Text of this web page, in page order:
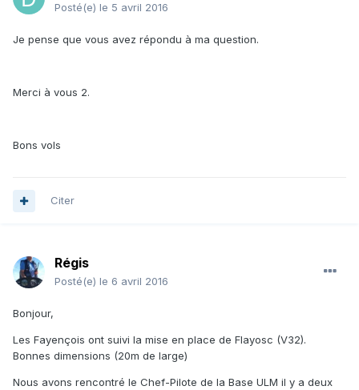
Posté(e) le 5 avril 2016
Je pense que vous avez répondu à ma question.
Merci à vous 2.
Bons vols
Citer
Régis
Posté(e) le 6 avril 2016
Bonjour,
Les Fayençois ont suivi la mise en place de Flayosc (V32).
Bonnes dimensions (20m de large)
Nous avons rencontré le Chef-Pilote de la Base ULM il y a deux